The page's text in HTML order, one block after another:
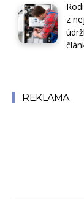
z
REKLAMA